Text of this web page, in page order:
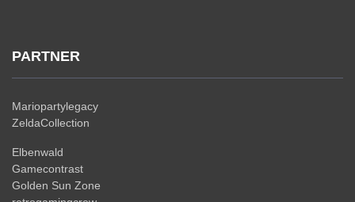
PARTNER
Mariopartylegacy
ZeldaCollection
Elbenwald
Gamecontrast
Golden Sun Zone